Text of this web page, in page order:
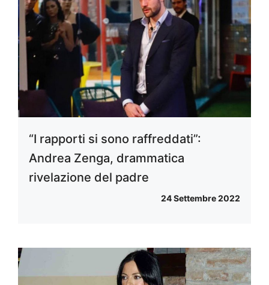
“I rapporti si sono raffreddati”:
Andrea Zenga, drammatica
rivelazione del padre
24 Settembre 2022